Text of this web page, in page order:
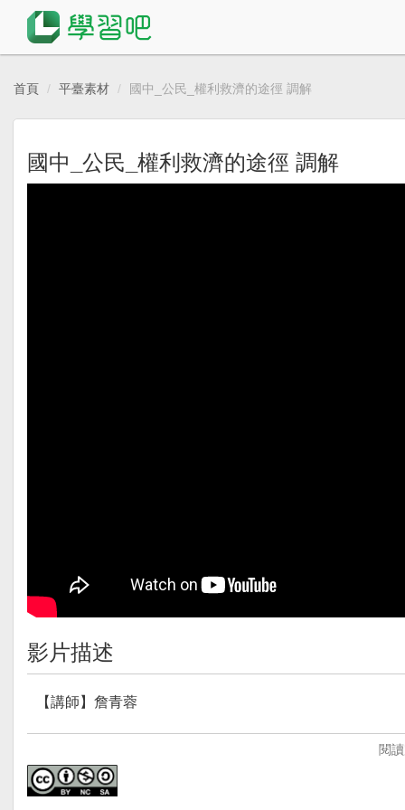
首頁 平臺素材 國中_公民_權利救濟的途徑 調解
國中_公民_權利救濟的途徑 調解
影片描述
【講師】詹青蓉
詹青蓉老師，任教於宜蘭礁溪國中，為社會科領域教師（
【影片簡介】
閱